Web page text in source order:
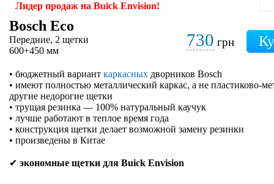
Лидер продаж на Buick Envision!
Bosch Eco
Передние, 2 щетки
600+450 мм
730 грн
• бюджетный вариант каркасных дворников Bosch
• имеют полностью металлический каркас, а не пластиково-
другие недорогие щетки
• трущая резинка — 100% натуральный каучук
• лучше работают в теплое время года
• конструкция щетки делает возможной замену резинки
• произведены в Китае
✔ экономные щетки для Buick Envision